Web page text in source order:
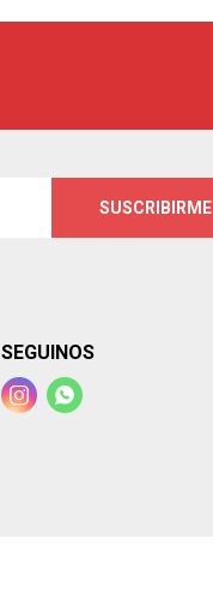
SUSCRIBIRME
SEGUINOS
 